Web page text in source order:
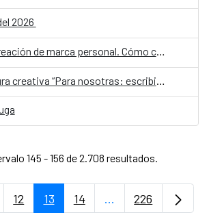
2026
Masterclass: Creación de marca personal. Cómo construir tu identidad artística a partir de tus dones, recursos y motivaciones naturales
145 - 156 de 2.708 resultados.
intermedias Use TAB para
Página
12 Página
13 Página
14 ...PáginasPágina
226